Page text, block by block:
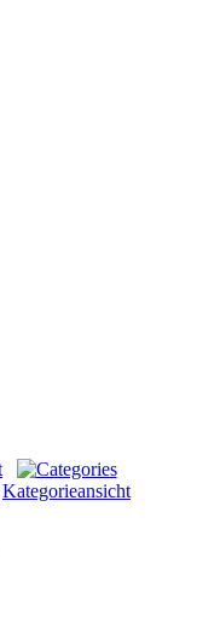
Kategorieansicht